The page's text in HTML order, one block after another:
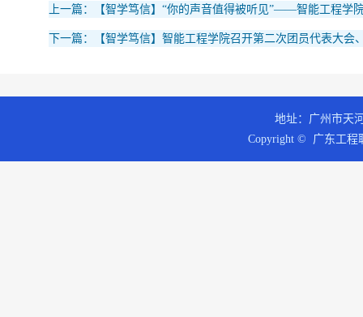
上一篇：【智学笃信】“你的声音值得被听见”——智能工程学
下一篇：【智学笃信】智能工程学院召开第二次团员代表大会
地址：广州市天
Copyright © 广东工程